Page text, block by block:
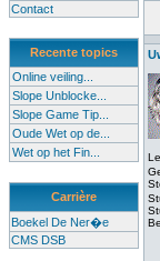
Contact
Recente topics
Online veiling...
Slope Unblocke...
Slope Game Tip...
Oude Wet op de...
Wet op het Fin...
Carrière
Boekel De Ner�e
CMS DSB